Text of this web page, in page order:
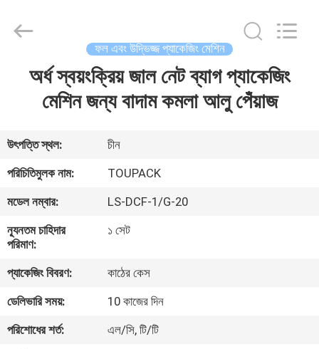
আমাদের
সম্পর্কে
ফ্যাক্টরি
ট্যুর
মান
নিয়ন্ত্রণ
ফল এবং উদ্ভিজ্জ প্যাকেজিং মেশিন
অর্ধ স্বয়ংক্রিয় জাল নেট ব্যাগ প্যাকেজিং
মেশিন জন্য বাদাম কমলা আলু পেঁয়াজ
উৎপত্তি স্থল:
চীন
পরিচিতিমুলক নাম:
TOUPACK
মডেল নম্বার:
LS-DCF-1/G-20
ন্যূনতম চাহিদার
পরিমাণ:
১ সেট
প্যাকেজিং বিবরণ:
কাঠের কেস
ডেলিভারি সময়:
10 কাজের দিন
পরিশোধের শর্ত:
এল/সি, টি/টি